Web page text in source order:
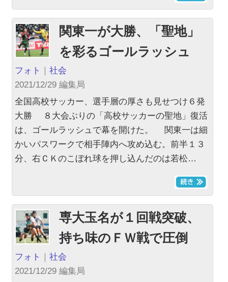
関東一が大勝、「聖地」
を彩るゴールラッシュ
フォト ｜社会
2021/12/29 編集局
全国高校サッカー、選手層の厚さも見せつけ６発
大勝 ８大会ぶりの「高校サッカーの聖地」復活
は、ゴールラッシュで幕を開けた。 関東一は細
かいパスワークで相手陣内へ攻め込む。前半１３
分、右ＣＫのこぼれ球を押し込んだのは若松…
専大玉名が１回戦突破、
持ち味のＦＷ戦で圧倒
フォト ｜社会
2021/12/29 編集局